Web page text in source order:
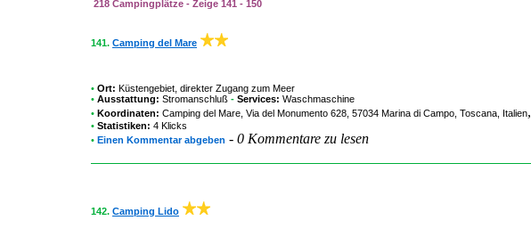
218 Campingplätze - Zeige 141 - 150
141. Camping del Mare
• Ort: Küstengebiet, direkter Zugang zum Meer
• Ausstattung: Stromanschluß - Services: Waschmaschine
• Koordinaten: Camping del Mare , Via del Monumento 628, 57034 Marina di Campo, Toscana, Italien,
• Statistiken: 4 Klicks
• Einen Kommentar abgeben - 0 Kommentare zu lesen
142. Camping Lido